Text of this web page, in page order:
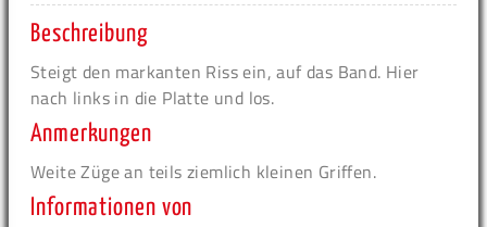
Beschreibung
Steigt den markanten Riss ein, auf das Band. Hier
nach links in die Platte und los.
Anmerkungen
Weite Züge an teils ziemlich kleinen Griffen.
Informationen von